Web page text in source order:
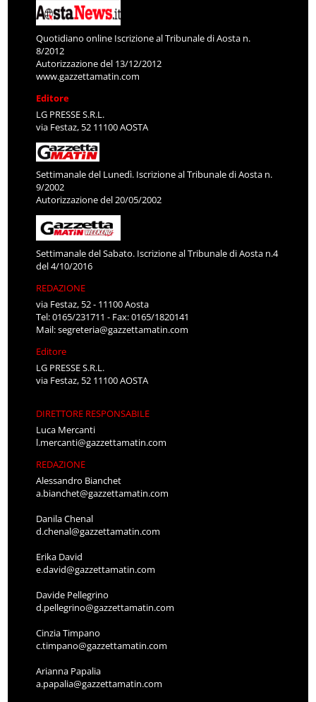
Quotidiano online Iscrizione al Tribunale di Aosta n.
8/2012
Autorizzazione del 13/12/2012
www.gazzettamatin.com
Editore
LG PRESSE S.R.L.
via Festaz, 52 11100 AOSTA
Settimanale del Lunedì. Iscrizione al Tribunale di Aosta n.
9/2002
Autorizzazione del 20/05/2002
Settimanale del Sabato. Iscrizione al Tribunale di Aosta n.4
del 4/10/2016
REDAZIONE
via Festaz, 52 - 11100 Aosta
Tel: 0165/231711 - Fax: 0165/1820141
Mail:segreteria@gazzettamatin.com
Editore
LG PRESSE S.R.L.
via Festaz, 52 11100 AOSTA
DIRETTORE RESPONSABILE
Luca Mercanti
l.mercanti@gazzettamatin.com
REDAZIONE
Alessandro Bianchet
a.bianchet@gazzettamatin.com
Danila Chenal
d.chenal@gazzettamatin.com
Erika David
e.david@gazzettamatin.com
Davide Pellegrino
d.pellegrino@gazzettamatin.com
Cinzia Timpano
c.timpano@gazzettamatin.com
Arianna Papalia
a.papalia@gazzettamatin.com